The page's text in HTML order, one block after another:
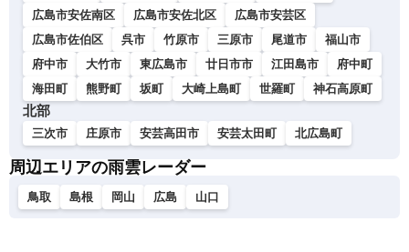
広島市安佐南区
広島市安佐北区
広島市安芸区
広島市佐伯区
呉市 竹原市 三原市 尾道市
福山市
府中市
大竹市 東広島市 廿日市市 江田島市
府中町
海田町
熊野町 坂町 大崎上島町 世羅町 神石高原町
北部
三次市 庄原市 安芸高田市 安芸太田町 北広島町
周辺エリアの雨雲レーダー
鳥取 島根 岡山 広島 山口